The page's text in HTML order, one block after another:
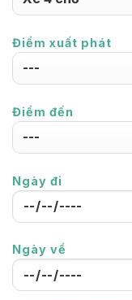
Điểm xuất phát
Điểm đến
Ngày đi
Ngày về